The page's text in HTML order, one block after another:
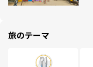
旅のテーマ